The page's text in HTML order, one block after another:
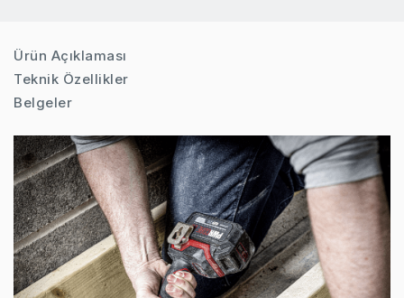
3 hız / tork ayarı, çok çeşitli uygulamalar için hız ve
güç üzerinde üstün kontrol sağlar
Kontrol modu, düşük hızda başlar ve uygulamaya
bağlı olarak daha yüksek hıza / torka ulaşır
Tek elle kullanılan altıgen penset (6,35 mm / ¼")
ucun kolay takılmasını sağlar
Ürün Açıklaması
Teknik Özellikler
Belgeler